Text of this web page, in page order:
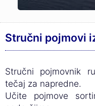
Stručni pojmovi
Stručni pojmovnik
tečaj za napredne.
Učite pojmove